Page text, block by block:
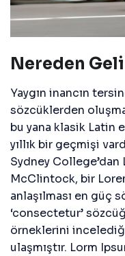
Nereden
Yaygın inancın
sözcüklerden
bu yana klasik Latin
yıllık bir geçmişi
Sydney
McClintock, bir
anlaşılması en güç
‘consectetur’
örneklerini
ulaşmıştır. Lorm